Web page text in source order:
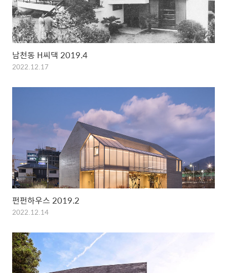
남천동 H씨댁 2019.4
2022.12.17
펀펀하우스 2019.2
2022.12.14